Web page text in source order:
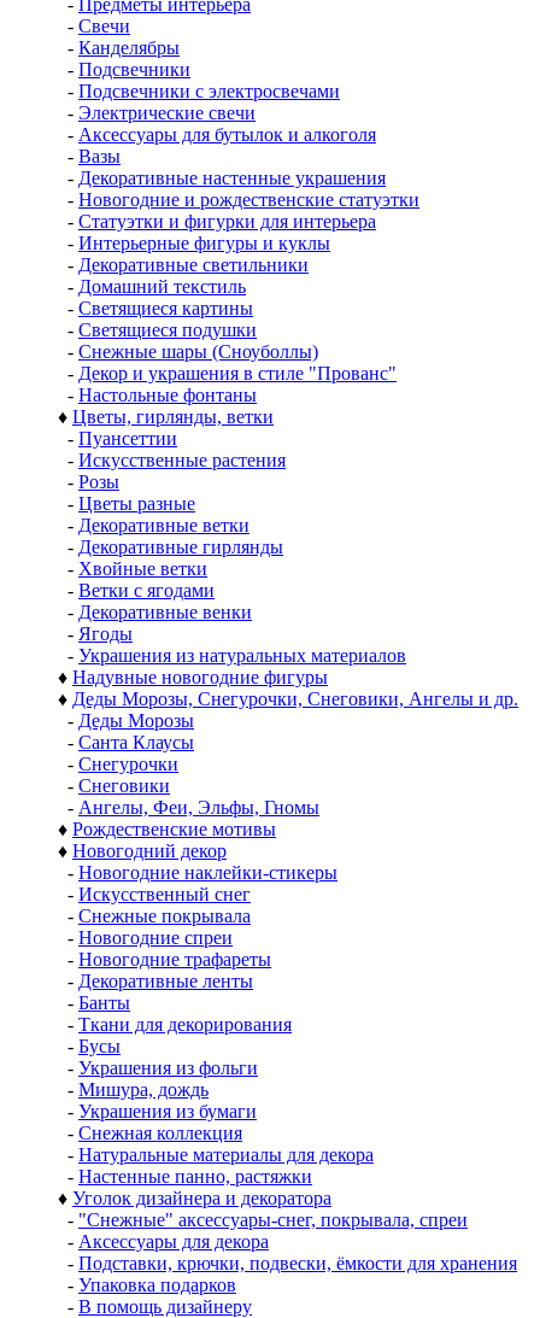
- Предметы интерьера
- Свечи
- Канделябры
- Подсвечники
- Подсвечники с электросвечами
- Электрические свечи
- Аксессуары для бутылок и алкоголя
- Вазы
- Декоративные настенные украшения
- Новогодние и рождественские статуэтки
- Статуэтки и фигурки для интерьера
- Интерьерные фигуры и куклы
- Декоративные светильники
- Домашний текстиль
- Светящиеся картины
- Светящиеся подушки
- Снежные шары (Сноуболлы)
- Декор и украшения в стиле "Прованс"
- Настольные фонтаны
♦ Цветы, гирлянды, ветки
- Пуансеттии
- Искусственные растения
- Розы
- Цветы разные
- Декоративные ветки
- Декоративные гирлянды
- Хвойные ветки
- Ветки с ягодами
- Декоративные венки
- Ягоды
- Украшения из натуральных материалов
♦ Надувные новогодние фигуры
♦ Деды Морозы, Снегурочки, Снеговики, Ангелы и др.
- Деды Морозы
- Санта Клаусы
- Снегурочки
- Снеговики
- Ангелы, Феи, Эльфы, Гномы
♦ Рождественские мотивы
♦ Новогодний декор
- Новогодние наклейки-стикеры
- Искусственный снег
- Снежные покрывала
- Новогодние спреи
- Новогодние трафареты
- Декоративные ленты
- Банты
- Ткани для декорирования
- Бусы
- Украшения из фольги
- Мишура, дождь
- Украшения из бумаги
- Снежная коллекция
- Натуральные материалы для декора
- Настенные панно, растяжки
♦ Уголок дизайнера и декоратора
- "Снежные" аксессуары-снег, покрывала, спреи
- Аксессуары для декора
- Подставки, крючки, подвески, ёмкости для хранения
- Упаковка подарков
- В помощь дизайнеру